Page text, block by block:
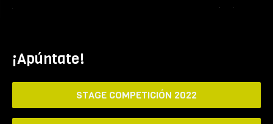
¡Apúntate!
STAGE COMPETICIÓN 2022